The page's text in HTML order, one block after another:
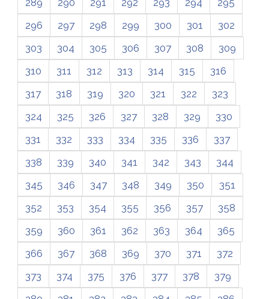
296
297 298 299 300 301
302
303
304 305 306 307 308
309
310
311 312 313 314 315
316
317
318 319 320 321 322
323
324
325 326 327 328 329
330
331
332 333 334 335 336
337
338
339 340 341 342 343
344
345
346 347 348 349 350
351
352
353 354 355 356 357
358
359
360 361 362 363 364
365
366
367 368 369 370 371
372
373
374 375 376 377 378
379